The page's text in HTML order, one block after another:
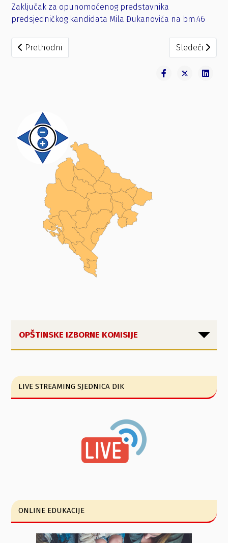
Zaključak za opunomoćenog predstavnika
predsjedničkog kandidata Mila Đukanovića na bm.46
Prethodni članak: Zaključak za opunomoćenog
Prethodni Sledeći
Sledeći
OPŠTINSKE IZBORNE KOMISIJE
LIVE STREAMING SJEDNICA DIK
ONLINE EDUKACIJE